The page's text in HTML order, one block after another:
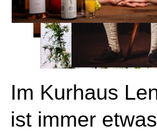
Im Kurhaus
ist immer